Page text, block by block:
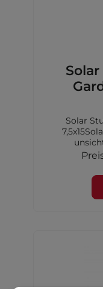
Solar